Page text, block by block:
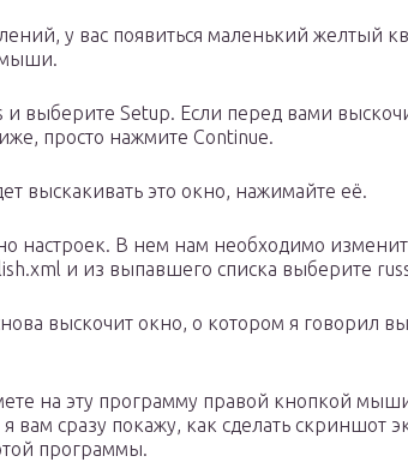
у вас появиться маленький желтый
мыши.
выберите Setup. Если перед вами
просто нажмите Continue.
выскакивать это окно, нажимайте её.
настроек. В нем нам необходимо
и из выпавшего списка выберите
выскочит окно, о котором я говорил
на эту программу правой кнопкой
вам сразу покажу, как сделать скриншот
программы.